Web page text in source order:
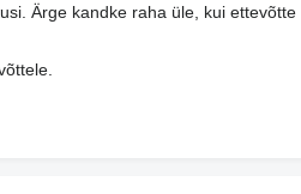
Ärge kandke raha üle, kui ettevõtte